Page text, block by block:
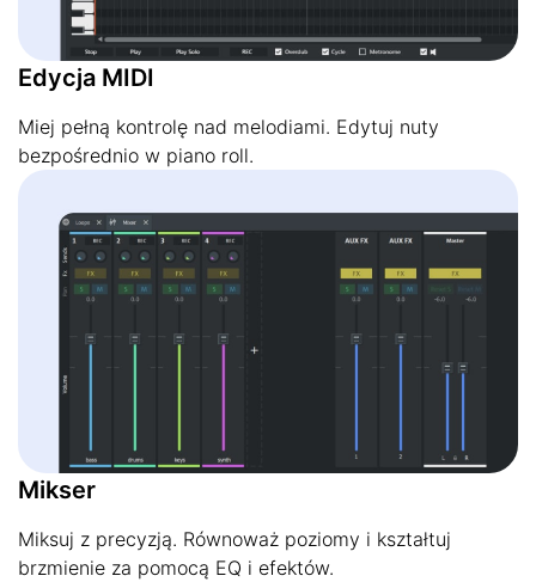
Edycja MIDI
Miej pełną kontrolę nad melodiami. Edytuj nuty
bezpośrednio w piano roll.
Mikser
Miksuj z precyzją. Równoważ poziomy i kształtuj
brzmienie za pomocą EQ i efektów.